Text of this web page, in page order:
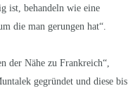
ist, behandeln wie eine
die man gerungen hat“.
der Nähe zu Frankreich“,
gegründet und diese bis